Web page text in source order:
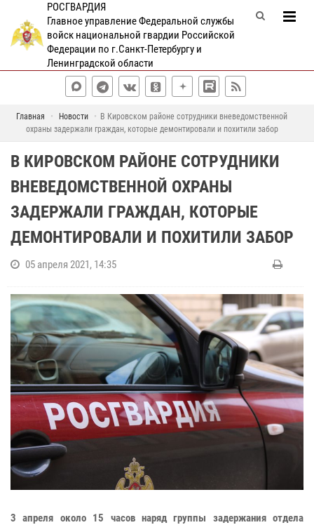
РОСГВАРДИЯ
Главное управление Федеральной службы
войск национальной гвардии Российской
Федерации по г.Санкт-Петербургу и
Ленинградской области
Главная Новости
В Кировском районе сотрудники вневедомственной
охраны задержали граждан, которые демонтировали и похитили забор
В КИРОВСКОМ РАЙОНЕ СОТРУДНИКИ
ВНЕВЕДОМСТВЕННОЙ ОХРАНЫ
ЗАДЕРЖАЛИ ГРАЖДАН, КОТОРЫЕ
ДЕМОНТИРОВАЛИ И ПОХИТИЛИ ЗАБОР
05 апреля 2021, 14:35
3 апреля около 15 часов наряд группы задержания отдела